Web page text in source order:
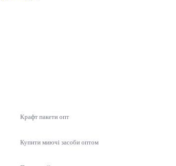
Крафт пакети опт
Купити миючі засоби оптом